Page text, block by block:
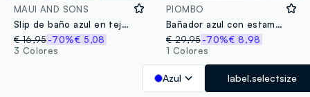
MAUI AND SONS
Slip de baño azul en tejido elástico
€ 16,95-70%€ 5,08
3 Colores
PIOMBO
Bañador azul con estampado paisley
€ 29,95 -70%€ 8,98
1 Colores
Azul label.selectsize